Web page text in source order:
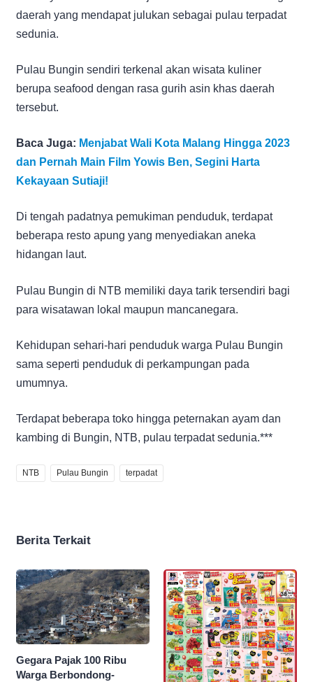
daerah yang mendapat julukan sebagai pulau terpadat
sedunia.
Pulau Bungin sendiri terkenal akan wisata kuliner
berupa seafood dengan rasa gurih asin khas daerah
tersebut.
Baca Juga: Menjabat Wali Kota Malang Hingga 2023
dan Pernah Main Film Yowis Ben, Segini Harta
Kekayaan Sutiaji!
Di tengah padatnya pemukiman penduduk, terdapat
beberapa resto apung yang menyediakan aneka
hidangan laut.
Pulau Bungin di NTB memiliki daya tarik tersendiri bagi
para wisatawan lokal maupun mancanegara.
Kehidupan sehari-hari penduduk warga Pulau Bungin
sama seperti penduduk di perkampungan pada
umumnya.
Terdapat beberapa toko hingga peternakan ayam dan
kambing di Bungin, NTB, pulau terpadat sedunia.***
NTB Pulau Bungin terpadat
Berita Terkait
Gegara Pajak 100 Ribu
Warga Berbondong-